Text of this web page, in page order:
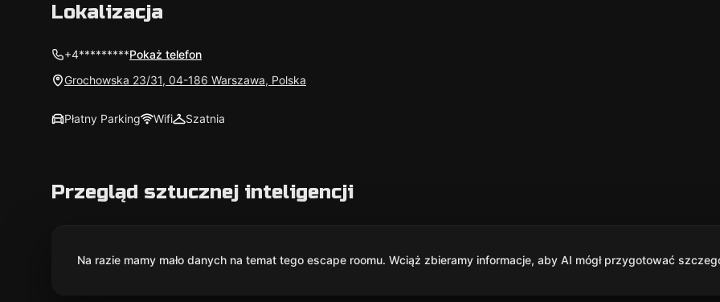
Lokalizacja
+4*********Pokaż telefon
Grochowska 23/31, 04-186 Warszawa, Polska
Płatny Parking Wifi Szatnia
Przegląd sztucznej inteligencji
Na razie mamy mało danych na temat tego escape roomu. Wciąż zbieramy informacje, aby AI mógł przygotować